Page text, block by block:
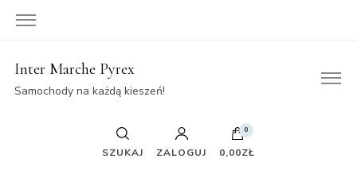
Inter Marche Pyrex
Samochody na każdą kieszeń!
SZUKAJ ZALOGUJ
0
0,00ZŁ